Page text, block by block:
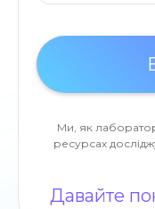
Ми, як
ресурсах
Давайте